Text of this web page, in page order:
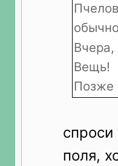
Вещь!
Позже
поля,